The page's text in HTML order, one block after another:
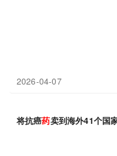
2026-04-07
将抗癌药卖到海外41个国